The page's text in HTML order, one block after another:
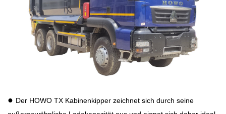
● Der HOWO TX Kabinenkipper zeichnet sich durch seine